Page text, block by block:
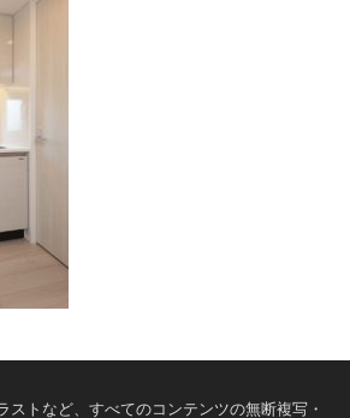
ストなど、すべてのコンテンツの無断複写・